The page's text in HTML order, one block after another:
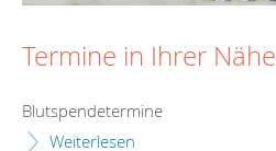
Termine in Ihrer Nähe
Blutspendetermine
Weiterlesen